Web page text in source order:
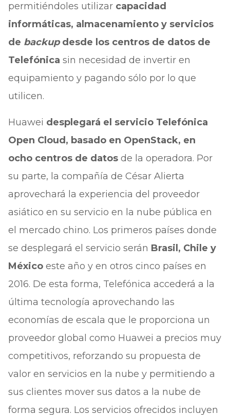
permitiéndoles utilizar capacidad
informáticas, almacenamiento y servicios
de backupdesde los centros de datos de
Telefónica sin necesidad de invertir en
equipamiento y pagando sólo por lo que
utilicen.
Huawei desplegará el servicio Telefónica
Open Cloud, basado en OpenStack, en
ocho centros de datos de la operadora. Por
su parte, la compañía de César Alierta
aprovechará la experiencia del proveedor
asiático en su servicio en la nube pública en
el mercado chino. Los primeros países donde
se desplegará el servicio serán Brasil, Chile y
Méxicoeste año y en otros cinco países en
2016. De esta forma, Telefónica accederá a la
última tecnología aprovechando las
economías de escala que le proporciona un
proveedor global como Huawei a precios muy
competitivos, reforzando su propuesta de
valor en servicios en la nube y permitiendo a
sus clientes mover sus datos a la nube de
forma segura. Los servicios ofrecidos incluyen